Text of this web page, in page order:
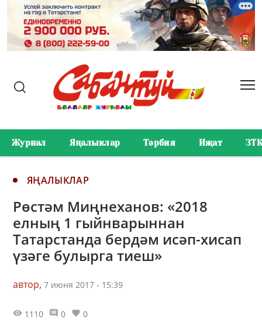
Журнал Яңалыклар Тәрбия Иҗат ЗТК
ЯҢАЛЫКЛАР
Рөстәм Миңнеханов: «2018
елның 1 гыйнварыннан
Татарстанда бердәм исәп-хисап
үзәге булырга тиеш»
автор, 7 июня 2017 - 15:39
1110 0 0